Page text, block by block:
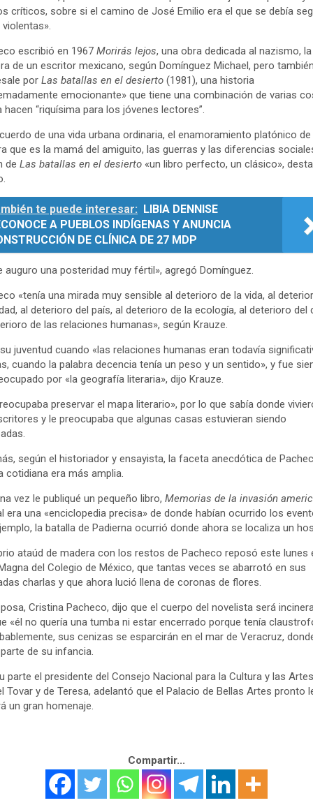
críticos, sobre si el camino de José Emilio era el que se debía
violentas».
escribió en 1967 Morirás lejos, una obra dedicada al nazismo, la
de un escritor mexicano, según Domínguez Michael, pero
por Las batallas en el desierto (1981), una historia
emocionante» que tiene una combinación de varias
hacen “riquísima para los jóvenes lectores”.
de una vida urbana ordinaria, el enamoramiento platónico de
que es la mamá del amiguito, las guerras y las diferencias
de Las batallas en el desierto «un libro perfecto, un clásico»,
te puede interesar: LIBIA DENNISE
A PUEBLOS INDÍGENAS Y ANUNCIA
DE CLÍNICA DE 27 MDP
auguro una posteridad muy fértil», agregó Domínguez.
«tenía una mirada muy sensible al deterioro de la vida, al
al deterioro del país, al deterioro de la ecología, al deterioro del
de las relaciones humanas», según Krauze.
juventud cuando «las relaciones humanas eran todavía
cuando la palabra decencia tenía un peso y un sentido», y fue
por «la geografía literaria», dijo Krauze.
preservar el mapa literario», por lo que sabía donde
y le preocupaba que algunas casas estuvieran siendo
según el historiador y ensayista, la faceta anecdótica de
cotidiana era más amplia.
vez le publiqué un pequeño libro, Memorias de la invasión
era una «enciclopedia precisa» de donde habían ocurrido los
la batalla de Padierna ocurrió donde ahora se localiza un
ataúd de madera con los restos de Pacheco reposó este lunes
del Colegio de México, que tantas veces se abarrotó en sus
charlas y que ahora lució llena de coronas de flores.
Cristina Pacheco, dijo que el cuerpo del novelista será
«él no quería una tumba ni estar encerrado porque tenía
sus cenizas se esparcirán en el mar de Veracruz,
de su infancia.
parte el presidente del Consejo Nacional para la Cultura y las
Tovar y de Teresa, adelantó que el Palacio de Bellas Artes pronto
un gran homenaje.
Compartir...